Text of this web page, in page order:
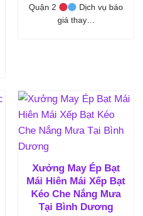
Quận 2
Dịch vụ báo
giá thay…
Xưởng May Ép Bạt
Mái Hiên Mái Xếp Bạt
Kéo Che Nắng Mưa
Tại Bình Dương